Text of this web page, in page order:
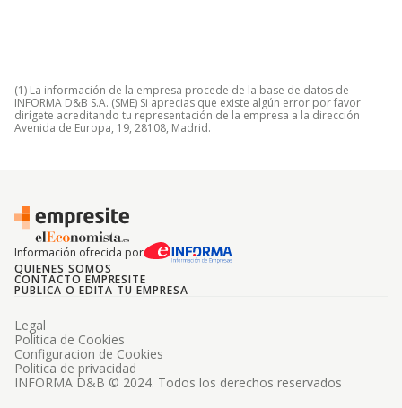
(1) La información de la empresa procede de la base de datos de
INFORMA D&B S.A. (SME) Si aprecias que existe algún error por favor
dirígete acreditando tu representación de la empresa a la dirección
Avenida de Europa, 19, 28108, Madrid.
Información ofrecida por
QUIENES SOMOS
CONTACTO EMPRESITE
PUBLICA O EDITA TU EMPRESA
INFORMA D&B © 2024. Todos los derechos reservados
Legal
Politica de Cookies
Configuracion de Cookies
Politica de privacidad